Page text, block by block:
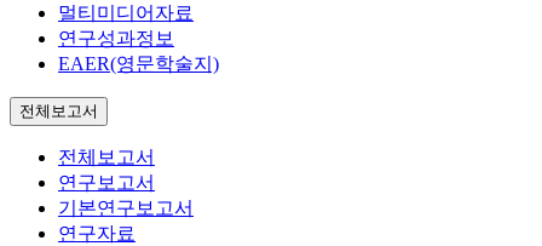
멀티미디어자료
연구성과정보
EAER(영문학술지)
전체보고서
전체보고서
연구보고서
기본연구보고서
연구자료